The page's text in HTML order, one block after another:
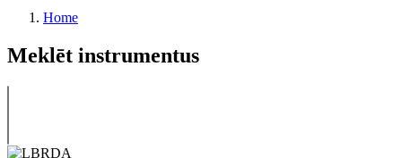
Home
Meklēt instrumentus